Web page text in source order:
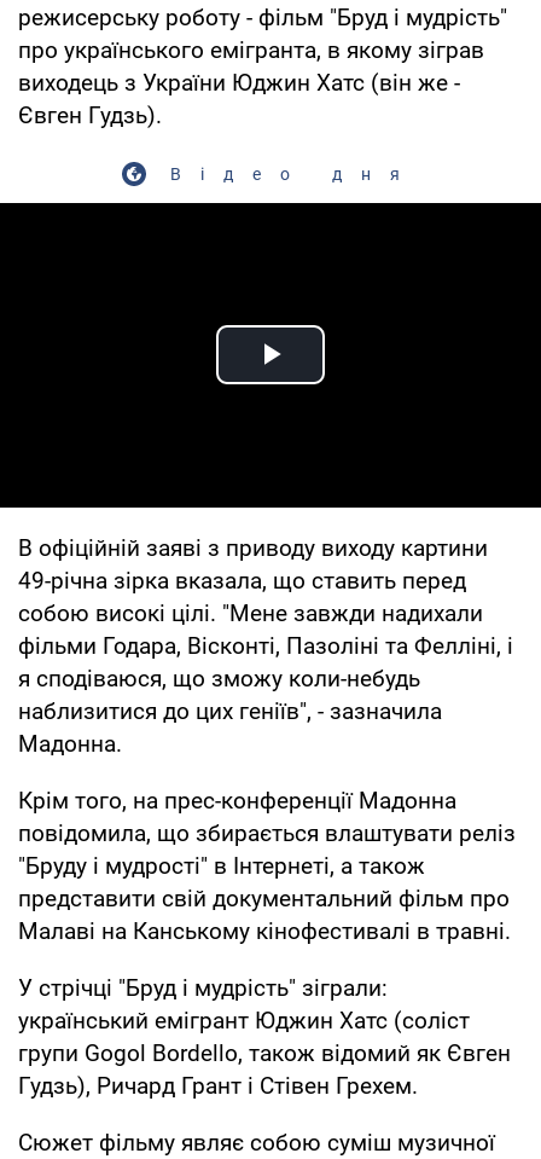
режисерську роботу - фільм "Бруд і мудрість"
про українського емігранта, в якому зіграв
виходець з України Юджин Хатс (він же -
Євген Гудзь).
Відео дня
Play Video
В офіційній заяві з приводу виходу картини
49-річна зірка вказала, що ставить перед
собою високі цілі. "Мене завжди надихали
фільми Годара, Вісконті, Пазоліні та Фелліні, і
я сподіваюся, що зможу коли-небудь
наблизитися до цих геніїв", - зазначила
Мадонна.
Крім того, на прес-конференції Мадонна
повідомила, що збирається влаштувати реліз
"Бруду і мудрості" в Інтернеті, а також
представити свій документальний фільм про
Малаві на Канському кінофестивалі в травні.
У стрічці "Бруд і мудрість" зіграли:
український емігрант Юджин Хатс (соліст
групи Gogol Bordello, також відомий як Євген
Гудзь), Ричард Грант і Стівен Грехем.
Сюжет фільму являє собою суміш музичної